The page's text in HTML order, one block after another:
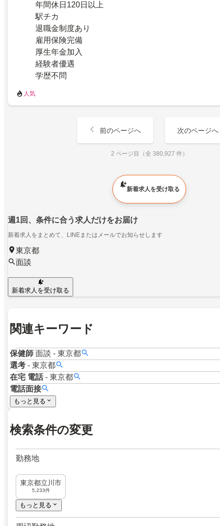
年間休日120日以上
駅チカ
退職金制度あり
雇用保険完備
厚生年金加入
経験者優遇
学歴不問
人気
前のページへ 次のページへ
2 ページ目（全 380,927 件）
新着求人を受け取る
週1回、条件に合う求人だけをお届け
新着求人をまとめて、LINEまたはメールでお知らせします
東京都
面談
新着求人を受け取る
関連キーワード
保健師 面談 - 東京都
選考 - 東京都
在宅 電話 - 東京都
電話面接
もっと見る
検索条件の変更
勤務地
東京都立川市
5,233件
もっと見る